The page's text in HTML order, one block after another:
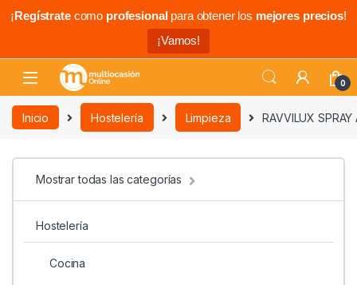
¡Regístratecomo profesionalpara obtener los mejores precios!
¡Vamos!
0
Inicio Hostelería Limpieza RAVVILUX
Mostrar todas las categorías
Hostelería
Cocina